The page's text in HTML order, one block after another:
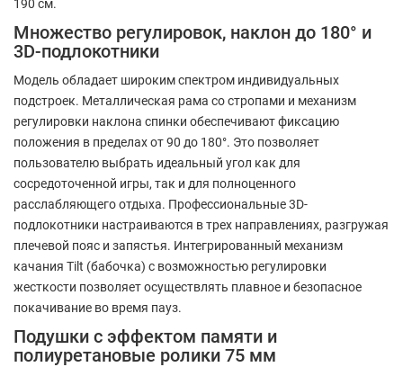
190 см.
Множество регулировок, наклон до 180° и
3D-подлокотники
Модель обладает широким спектром индивидуальных
подстроек. Металлическая рама со стропами и механизм
регулировки наклона спинки обеспечивают фиксацию
положения в пределах от 90 до 180°. Это позволяет
пользователю выбрать идеальный угол как для
сосредоточенной игры, так и для полноценного
расслабляющего отдыха. Профессиональные 3D-
подлокотники настраиваются в трех направлениях, разгружая
плечевой пояс и запястья. Интегрированный механизм
качания Tilt (бабочка) с возможностью регулировки
жесткости позволяет осуществлять плавное и безопасное
покачивание во время пауз.
Подушки с эффектом памяти и
полиуретановые ролики 75 мм